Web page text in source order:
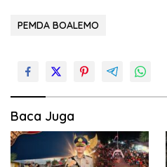
PEMDA BOALEMO
Baca Juga